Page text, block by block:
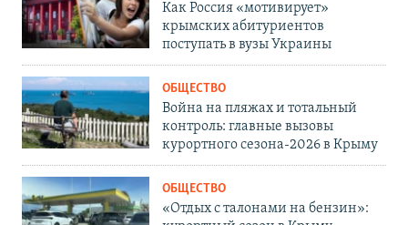
Как Россия «мотивирует»
крымских абитуриентов
поступать в вузы Украины
ОБЩЕСТВО
Война на пляжах и тотальный
контроль: главные вызовы
курортного сезона-2026 в Крыму
ОБЩЕСТВО
«Отдых с талонами на бензин»: